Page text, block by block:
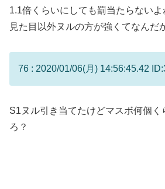
1.1倍くらいにしても罰当たらないよ
見た目以外ヌルの方が強くてなんだ
76 : 2020/01/06(月) 14:56:45.42
S1ヌル引き当てたけどマスボ何個く
ろ？